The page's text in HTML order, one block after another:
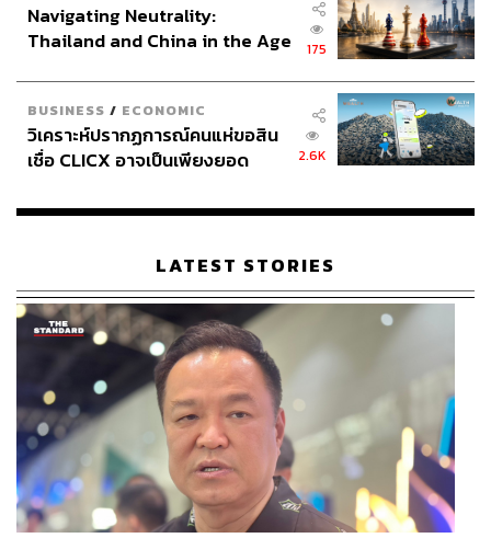
Navigating Neutrality:
Thailand and China in the Age
175
BUSINESS / ECONOMIC
วิเคราะห์ปรากฏการณ์คนแห่ขอสิน
เชื่อ CLICX อาจเป็นเพียงยอด
เรือนไทยที่ถูกซุกไว้
2.6K
LATEST STORIES